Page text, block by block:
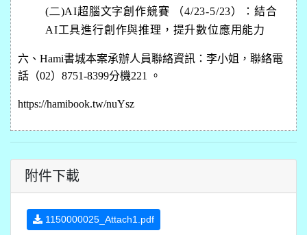
(二)AI超腦文字創作競賽 （4/23-5/23）：結合
AI工具進行創作與推理，提升數位應用能力
六、 Hami書城本案承辦人員聯絡資訊：李小姐，聯絡電
話（02） 8751-8399分機221 。
https://hamibook.tw/nuYsz
附件下載
1150000025_Attach1.pdf